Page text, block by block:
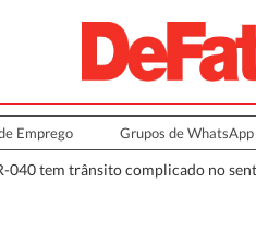
Emprego Grupos de WhatsApp
040 tem trânsito complicado no